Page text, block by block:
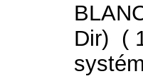
Dir) (